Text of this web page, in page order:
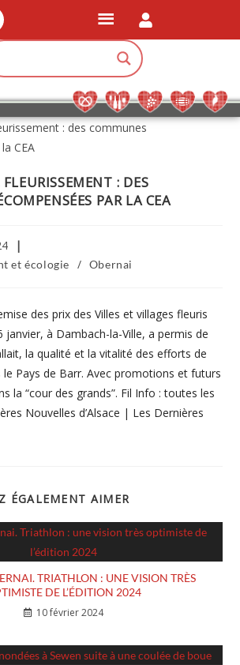
: DES
PAR LA CEA
et écologie / Obernai
des prix des Villes et villages fleuris
janvier, à Dambach-la-Ville, a permis de
la qualité et la vitalité des efforts de
Pays de Barr. Avec promotions et futurs
la “cour des grands”. Fil Info : toutes les
Nouvelles d’Alsace | Les Dernières
ÉGALEMENT AIMER
TRIATHLON : UNE VISION TRÈS
DE L’ÉDITION 2024
10 février 2024